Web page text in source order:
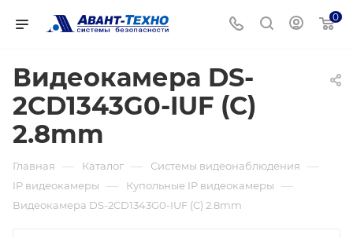
0
Видеокамера DS-
2CD1343G0-IUF (C)
2.8mm
Главная — Каталог — Системы видеонаблюдения —
IP видеокамеры — Купольные IP видеокамеры —
Видеокамера DS-2CD1343G0-IUF (C) 2.8mm